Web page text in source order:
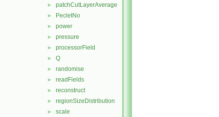
► patchCutLayerAverage
► PecletNo
► power
► pressure
► processorField
► Q
► randomise
► readFields
► reconstruct
► regionSizeDistribution
► scale